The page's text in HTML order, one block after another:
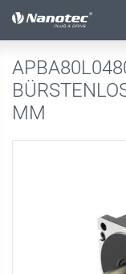
Aktive Kombination
MM